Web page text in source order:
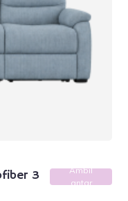
3
Ambil
antar